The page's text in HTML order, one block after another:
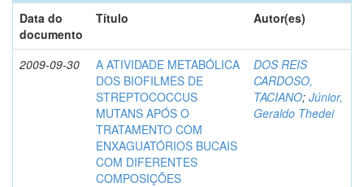
Data do
documento
Título Autor(es)
2009-09-30
A ATIVIDADE METABÓLICA
DOS BIOFILMES DE
STREPTOCOCCUS
MUTANS APÓS O
TRATAMENTO COM
ENXAGUATÓRIOS BUCAIS
COM DIFERENTES
COMPOSIÇÕES
DOS REIS
CARDOSO,
TACIANO; Júnior,
Geraldo Thedei